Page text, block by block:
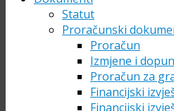
Statut
Proračunski
Proračun
Izmjene i
Proračun za
Financijski
Financijski